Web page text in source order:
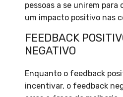
pessoas a se unirem
um impacto positivo nas
FEEDBACK
NEGATIVO
Enquanto o feedback
incentivar, o feedback